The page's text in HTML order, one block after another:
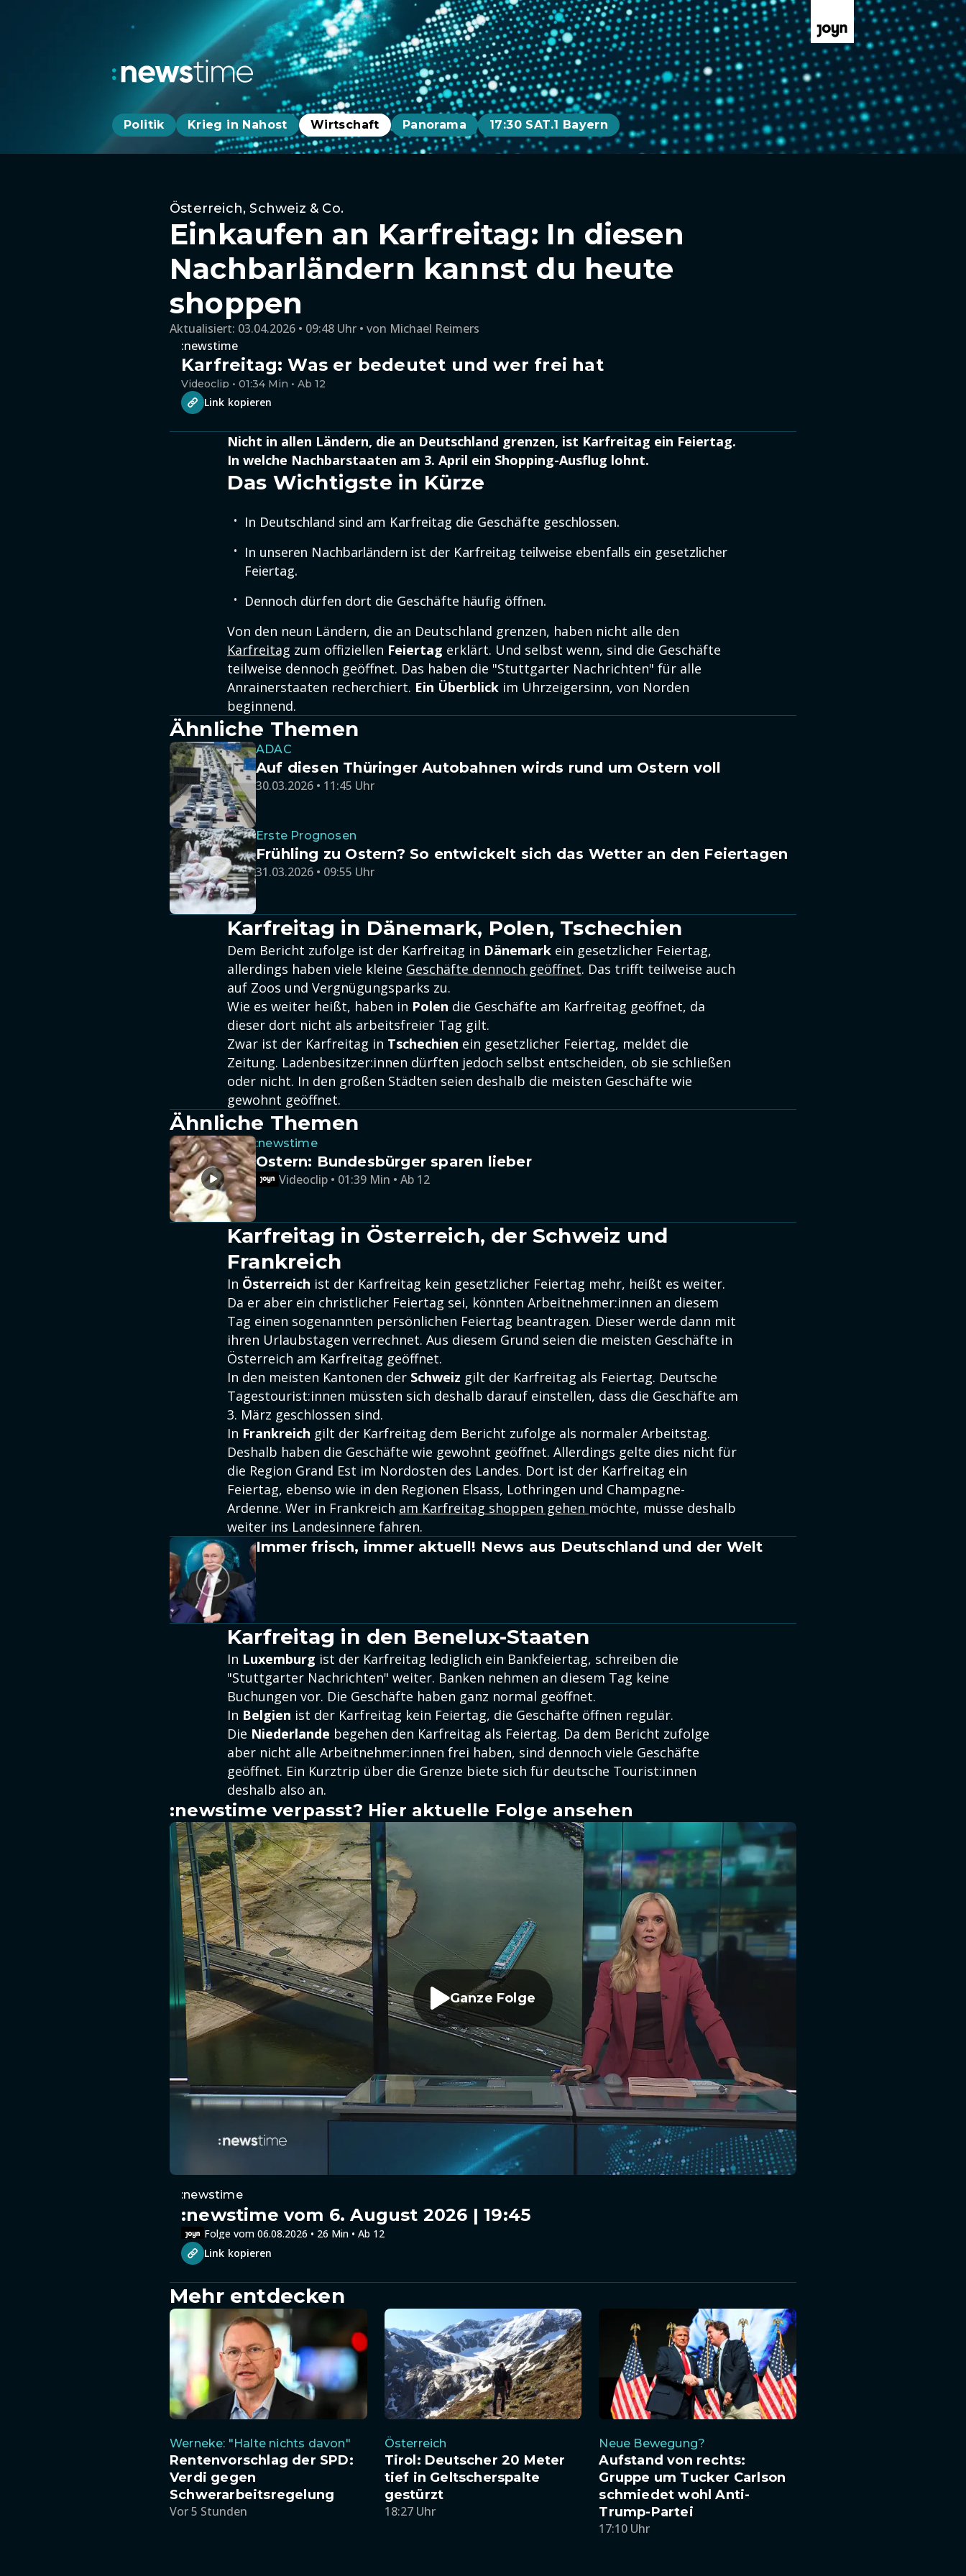
Politik Krieg in Nahost Wirtschaft Panorama 17:30 SAT.1 Bayern
Österreich, Schweiz & Co.
Einkaufen an Karfreitag: In diesen
Nachbarländern kannst du heute
shoppen
Aktualisiert: 03.04.2026 • 09:48 Uhr von Michael Reimers
:newstime
Karfreitag: Was er bedeutet und wer frei hat
Videoclip • 01:34 Min • Ab 12
Link kopieren
Nicht in allen Ländern, die an Deutschland grenzen, ist Karfreitag ein Feiertag.
In welche Nachbarstaaten am 3. April ein Shopping-Ausflug lohnt.
Das Wichtigste in Kürze
In Deutschland sind am Karfreitag die Geschäfte geschlossen.
In unseren Nachbarländern ist der Karfreitag teilweise ebenfalls ein gesetzlicher
Feiertag.
Dennoch dürfen dort die Geschäfte häufig öffnen.
Von den neun Ländern, die an Deutschland grenzen, haben nicht alle den
Karfreitag zum offiziellen Feiertag erklärt. Und selbst wenn, sind die Geschäfte
teilweise dennoch geöffnet. Das haben die "Stuttgarter Nachrichten" für alle
Anrainerstaaten recherchiert. Ein Überblick im Uhrzeigersinn, von Norden
beginnend.
Ähnliche Themen
ADAC
Auf diesen Thüringer Autobahnen wirds rund um Ostern voll
30.03.2026 • 11:45 Uhr
Erste Prognosen
Frühling zu Ostern? So entwickelt sich das Wetter an den Feiertagen
31.03.2026 • 09:55 Uhr
Karfreitag in Dänemark, Polen, Tschechien
Dem Bericht zufolge ist der Karfreitag in Dänemark ein gesetzlicher Feiertag,
allerdings haben viele kleine Geschäfte dennoch geöffnet. Das trifft teilweise auch
auf Zoos und Vergnügungsparks zu.
Wie es weiter heißt, haben in Polen die Geschäfte am Karfreitag geöffnet, da
dieser dort nicht als arbeitsfreier Tag gilt.
Zwar ist der Karfreitag in Tschechien ein gesetzlicher Feiertag, meldet die
Zeitung. Ladenbesitzer:innen dürften jedoch selbst entscheiden, ob sie schließen
oder nicht. In den großen Städten seien deshalb die meisten Geschäfte wie
gewohnt geöffnet.
Ähnliche Themen
:newstime
Ostern: Bundesbürger sparen lieber
Videoclip • 01:39 Min • Ab 12
Karfreitag in Österreich, der Schweiz und
Frankreich
In Österreich ist der Karfreitag kein gesetzlicher Feiertag mehr, heißt es weiter.
Da er aber ein christlicher Feiertag sei, könnten Arbeitnehmer:innen an diesem
Tag einen sogenannten persönlichen Feiertag beantragen. Dieser werde dann mit
ihren Urlaubstagen verrechnet. Aus diesem Grund seien die meisten Geschäfte in
Österreich am Karfreitag geöffnet.
In den meisten Kantonen der Schweiz gilt der Karfreitag als Feiertag. Deutsche
Tagestourist:innen müssten sich deshalb darauf einstellen, dass die Geschäfte am
3. März geschlossen sind.
In Frankreich gilt der Karfreitag dem Bericht zufolge als normaler Arbeitstag.
Deshalb haben die Geschäfte wie gewohnt geöffnet. Allerdings gelte dies nicht für
die Region Grand Est im Nordosten des Landes. Dort ist der Karfreitag ein
Feiertag, ebenso wie in den Regionen Elsass, Lothringen und Champagne-
Ardenne. Wer in Frankreich am Karfreitag shoppen gehen möchte, müsse deshalb
weiter ins Landesinnere fahren.
Immer frisch, immer aktuell! News aus Deutschland und der Welt
Karfreitag in den Benelux-Staaten
In Luxemburg ist der Karfreitag lediglich ein Bankfeiertag, schreiben die
"Stuttgarter Nachrichten" weiter. Banken nehmen an diesem Tag keine
Buchungen vor. Die Geschäfte haben ganz normal geöffnet.
In Belgien ist der Karfreitag kein Feiertag, die Geschäfte öffnen regulär.
Die Niederlande begehen den Karfreitag als Feiertag. Da dem Bericht zufolge
aber nicht alle Arbeitnehmer:innen frei haben, sind dennoch viele Geschäfte
geöffnet. Ein Kurztrip über die Grenze biete sich für deutsche Tourist:innen
deshalb also an.
:newstime verpasst? Hier aktuelle Folge ansehen
Ganze Folge
:newstime
:newstime vom 6. August 2026 | 19:45
Folge vom 06.08.2026 • 26 Min • Ab 12
Link kopieren
Mehr entdecken
Werneke: "Halte nichts davon"
Rentenvorschlag der SPD:
Verdi gegen
Schwerarbeitsregelung
Vor 5 Stunden
Österreich
Tirol: Deutscher 20 Meter
tief in Geltscherspalte
gestürzt
18:27 Uhr
Neue Bewegung?
Aufstand von rechts:
Gruppe um Tucker Carlson
schmiedet wohl Anti-
Trump-Partei
17:10 Uhr